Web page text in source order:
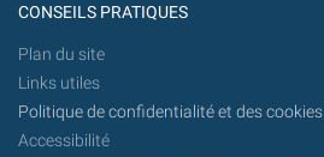
CONSEILS PRATIQUES
Plan du site
Links utiles
Politique de confidentialité et des cookies
Accessibilité